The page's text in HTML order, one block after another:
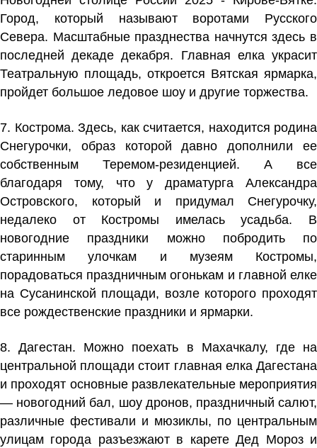
Город, который называют воротами Русского
Севера. Масштабные празднества начнутся здесь в
последней декаде декабря. Главная елка украсит
Театральную площадь, откроется Вятская ярмарка,
пройдет большое ледовое шоу и другие торжества.
7. Кострома. Здесь, как считается, находится родина
Снегурочки, образ которой давно дополнили ее
собственным Теремом-резиденцией. А все
благодаря тому, что у драматурга Александра
Островского, который и придумал Снегурочку,
недалеко от Костромы имелась усадьба. В
новогодние праздники можно побродить по
старинным улочкам и музеям Костромы,
порадоваться праздничным огонькам и главной елке
на Сусанинской площади, возле которого проходят
все рождественские праздники и ярмарки.
8. Дагестан. Можно поехать в Махачкалу, где на
центральной площади стоит главная елка Дагестана
и проходят основные развлекательные мероприятия
— новогодний бал, шоу дронов, праздничный салют,
различные фестивали и мюзиклы, по центральным
улицам города разъезжают в карете Дед Мороз и